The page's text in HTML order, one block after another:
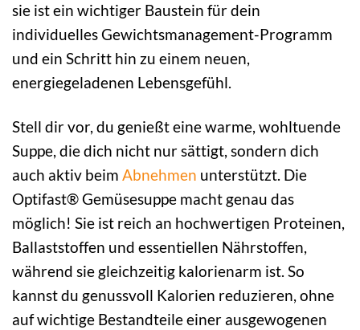
sie ist ein wichtiger Baustein für dein
individuelles Gewichtsmanagement-Programm
und ein Schritt hin zu einem neuen,
energiegeladenen Lebensgefühl.
Stell dir vor, du genießt eine warme, wohltuende
Suppe, die dich nicht nur sättigt, sondern dich
auch aktiv beim Abnehmen unterstützt. Die
Optifast® Gemüsesuppe macht genau das
möglich! Sie ist reich an hochwertigen Proteinen,
Ballaststoffen und essentiellen Nährstoffen,
während sie gleichzeitig kalorienarm ist. So
kannst du genussvoll Kalorien reduzieren, ohne
auf wichtige Bestandteile einer ausgewogenen